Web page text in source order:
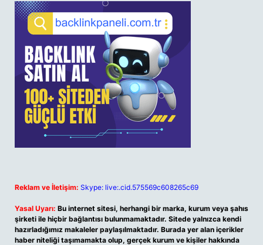
Reklam ve İletişim: Skype: live:.cid.575569c608265c69
Yasal Uyarı: Bu internet sitesi, herhangi bir marka, kurum veya şahıs
şirketi ile hiçbir bağlantısı bulunmamaktadır. Sitede yalnızca kendi
hazırladığımız makaleler paylaşılmaktadır. Burada yer alan içerikler
haber niteliği taşımamakta olup, gerçek kurum ve kişiler hakkında